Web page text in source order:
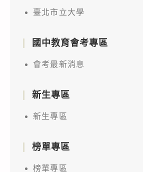
臺北市立大學
國中教育會考專區
會考最新消息
新生專區
新生專區
榜單專區
榜單專區